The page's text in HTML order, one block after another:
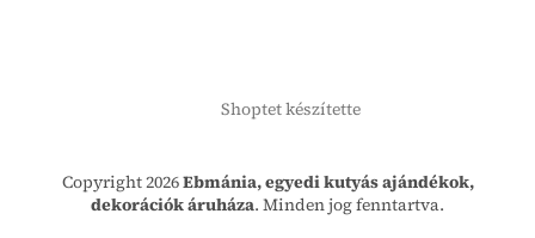
Shoptet készítette
Copyright 2026Ebmánia, egyedi kutyás ajándékok,
dekorációk áruháza. Minden jog fenntartva.